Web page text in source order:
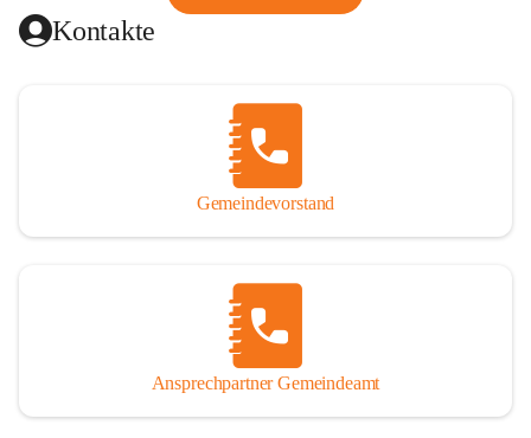
Kontakte
Gemeindevorstand
Ansprechpartner Gemeindeamt